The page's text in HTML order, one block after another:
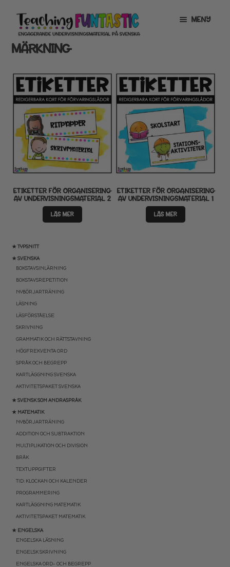
Hoppa
till
navigering
Gå
till
innehåll
MENY
INFO
MITT KONTO
GRATISMATERIAL
EXPANDERA
UNDERMENY
BUTIK
LICENSER
EXPANDERA
UNDERMENY
TIPSHÖRNAN
MÄRKNING
★ TYPSNITT
★ SVENSKA
BOKSTAVSINLÄRNING
BOKSTAVSREPETITION
NYBÖRJARTRÄNING
LÄSNING
LÄSFÖRSTÅELSE
SKRIVNING
GRAMMATIK OCH RÄTTSTAVNING
HÖGFREKVENTA ORD
SPRÅK OCH BEGREPP
KARTLÄGGNING SVENSKA
AKTIVITETSPAKET SVENSKA
★ SVENSK SOM ANDRASPRÅK
★ MATEMATIK
NYBÖRJARTRÄNING
ADDITION OCH SUBTRAKTION
MULTIPLIKATION OCH DIVISION
BRÅK
TEXTUPPGIFTER
TID: KLOCKAN OCH KALENDER
PROGRAMMERING
KARTLÄGGNING MATEMATIK
AKTIVITETSPAKET MATEMATIK
★ ENGELSKA
ENGELSKA LÄSNING
ENGELSK SKRIVNING
ENGELSKA ORD- OCH BEGREPP
ETIKETTER FÖR ORGANISERING
AV UNDERVISNINGSMATERIAL 2
LÄS MER
ETIKETTER FÖR ORGANISERING
AV UNDERVISNINGSMATERIAL 1
LÄS MER